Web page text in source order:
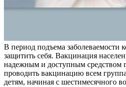
В период подъема заболеваемости
защитить себя. Вакцинация
надежным и доступным средством
проводить вакцинацию всем
детям, начиная с шестимесячного